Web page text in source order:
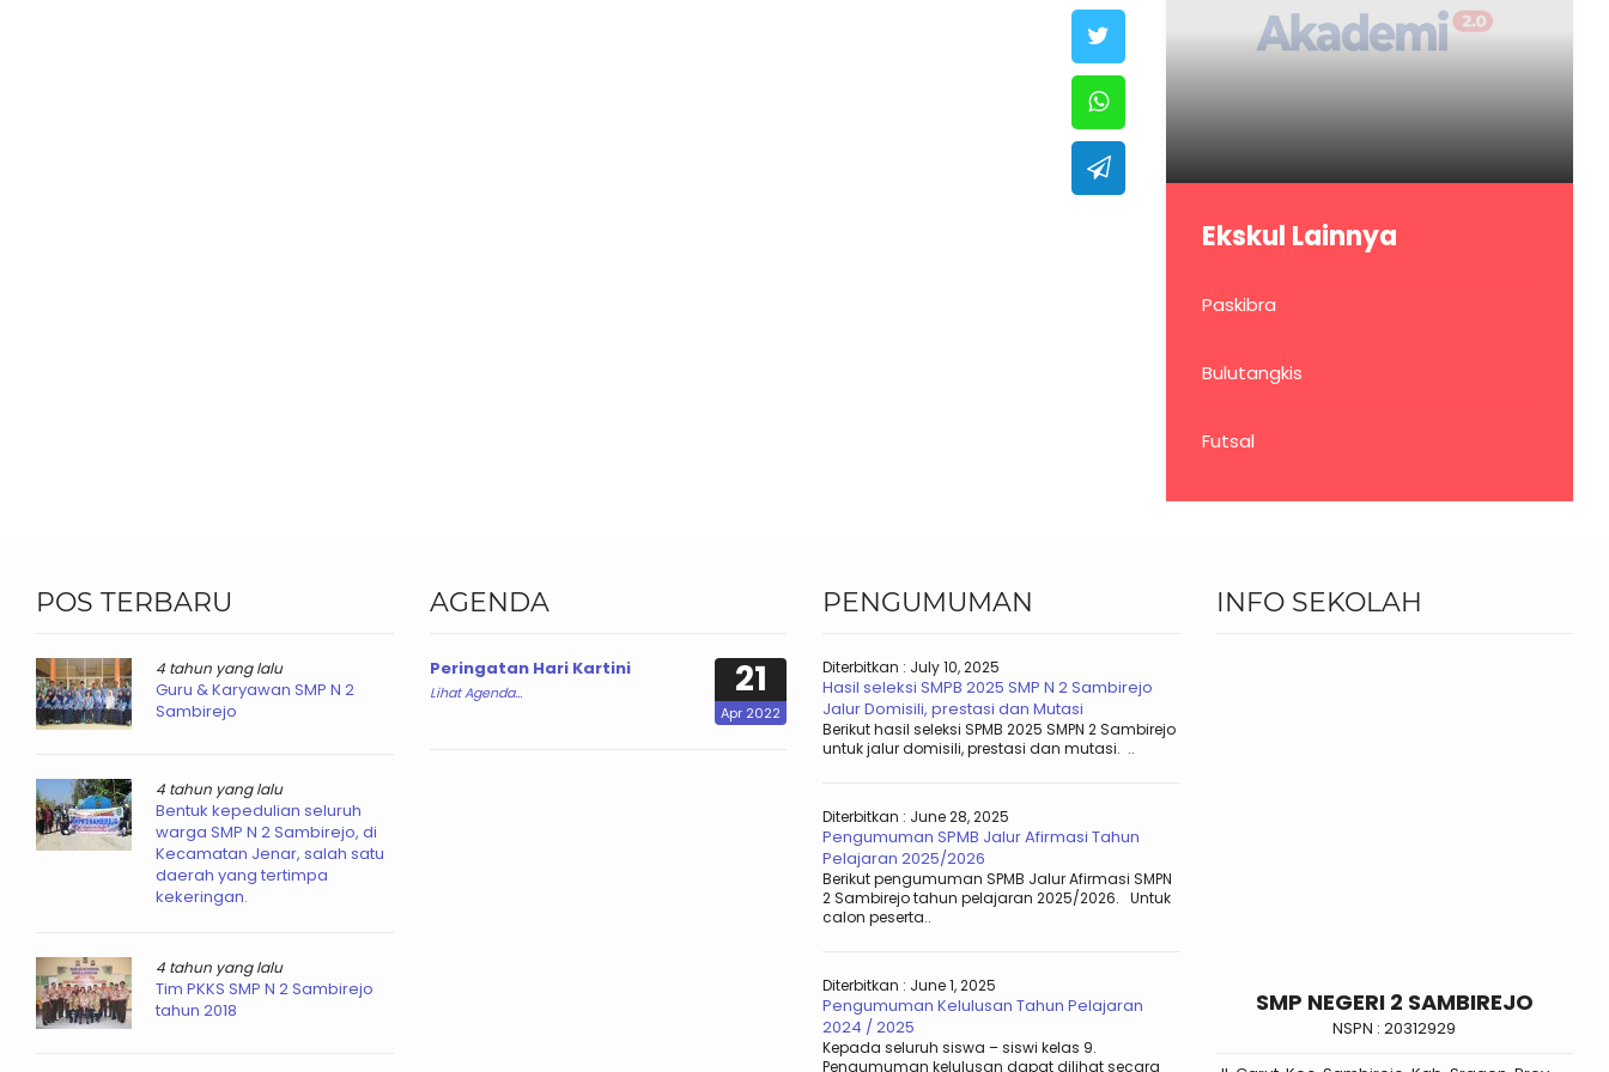
Ekskul Lainnya
Paskibra
Bulutangkis
Futsal
POS TERBARU
4 tahun yang lalu
Guru & Karyawan SMP N 2
Sambirejo
4 tahun yang lalu
Bentuk kepedulian seluruh
warga SMP N 2 Sambirejo, di
Kecamatan Jenar, salah satu
daerah yang tertimpa
kekeringan.
4 tahun yang lalu
Tim PKKS SMP N 2 Sambirejo
tahun 2018
AGENDA
21
Apr 2022
Peringatan Hari Kartini
Lihat Agenda...
PENGUMUMAN
Diterbitkan : July 10, 2025
Hasil seleksi SMPB 2025 SMP N 2 Sambirejo
Jalur Domisili, prestasi dan Mutasi
Berikut hasil seleksi SPMB 2025 SMPN 2 Sambirejo
untuk jalur domisili, prestasi dan mutasi. ..
Diterbitkan : June 28, 2025
Pengumuman SPMB Jalur Afirmasi Tahun
Pelajaran 2025/2026
Berikut pengumuman SPMB Jalur Afirmasi SMPN
2 Sambirejo tahun pelajaran 2025/2026. Untuk
calon peserta..
Diterbitkan : June 1, 2025
Pengumuman Kelulusan Tahun Pelajaran
2024 / 2025
Kepada seluruh siswa – siswi kelas 9.
Pengumuman kelulusan dapat dilihat secara
INFO SEKOLAH
SMP NEGERI 2 SAMBIREJO
NSPN :20312929